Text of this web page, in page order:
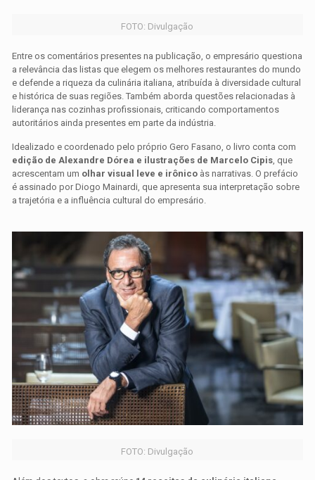
FOTO: Divulgação
Entre os comentários presentes na publicação, o empresário questiona
a relevância das listas que elegem os melhores restaurantes do mundo
e defende a riqueza da culinária italiana, atribuída à diversidade cultural
e histórica de suas regiões. Também aborda questões relacionadas à
liderança nas cozinhas profissionais, criticando comportamentos
autoritários ainda presentes em parte da indústria.
Idealizado e coordenado pelo próprio Gero Fasano, o livro conta com
edição de Alexandre Dórea e ilustrações de Marcelo Cipis , que
acrescentam um olhar visual leve e irônico às narrativas. O prefácio
é assinado por Diogo Mainardi, que apresenta sua interpretação sobre
a trajetória e a influência cultural do empresário.
FOTO: Divulgação